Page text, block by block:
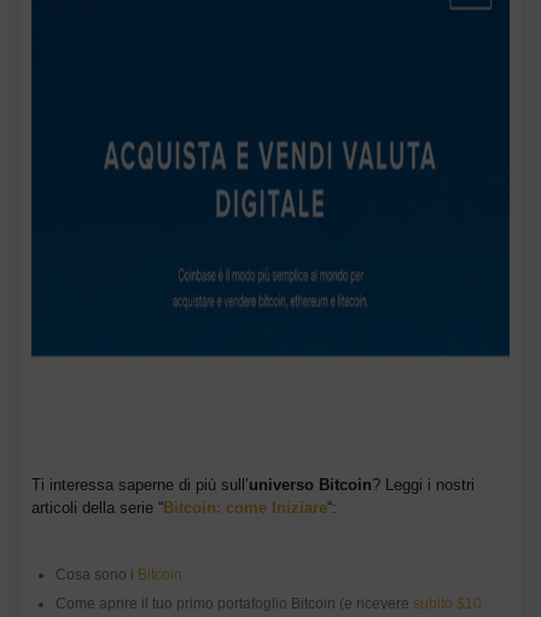
Ti interessa saperne di più sull’universo Bitcoin? Leggi i nostri
articoli della serie “ Bitcoin: come Iniziare“:
Cosa sono i Bitcoin
Come aprire il tuo primo portafoglio Bitcoin (e ricevere subito $10